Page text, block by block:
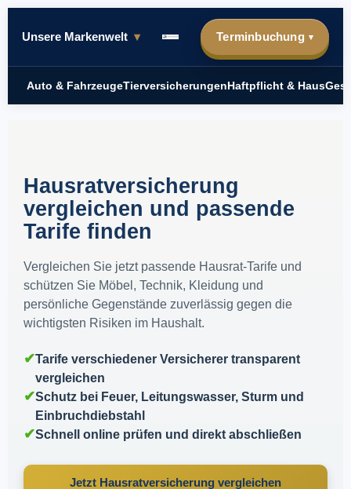
Unsere Markenwelt ▾ Terminbuchung ▾
Auto & FahrzeugeTierversicherungenHaftpflicht & Haus
Hausratversicherung
vergleichen und passende
Tarife finden
Vergleichen Sie jetzt passende Hausrat-Tarife und
schützen Sie Möbel, Technik, Kleidung und
persönliche Gegenstände zuverlässig gegen die
wichtigsten Risiken im Haushalt.
✔Tarife verschiedener Versicherer transparent
vergleichen
✔Schutz bei Feuer, Leitungswasser, Sturm und
Einbruchdiebstahl
✔Schnell online prüfen und direkt abschließen
Jetzt Hausratversicherung vergleichen